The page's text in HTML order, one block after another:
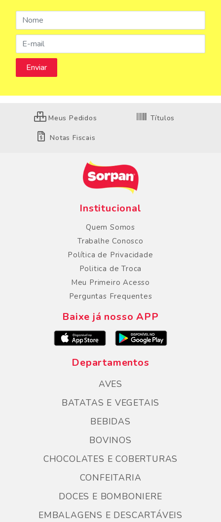
Meus Pedidos Títulos
Notas Fiscais
Institucional
Quem Somos
Trabalhe Conosco
Política de Privacidade
Politica de Troca
Meu Primeiro Acesso
Perguntas Frequentes
Baixe já nosso APP
Departamentos
AVES
BATATAS E VEGETAIS
BEBIDAS
BOVINOS
CHOCOLATES E COBERTURAS
CONFEITARIA
DOCES E BOMBONIERE
EMBALAGENS E DESCARTÁVEIS